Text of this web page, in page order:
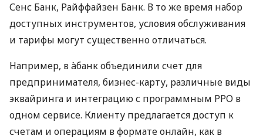
Сенс Банк, Райффайзен Банк. В то же время набор
доступных инструментов, условия обслуживания
и тарифы могут существенно отличаться.
Например, в àбанк объединили счет для
предпринимателя, бизнес-карту, различные виды
эквайринга и интеграцию с программным РРО в
одном сервисе. Клиенту предлагается доступ к
счетам и операциям в формате онлайн, как в